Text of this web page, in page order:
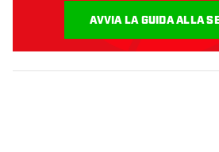
AVVIA LA GUIDA ALLA